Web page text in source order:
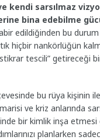
kendi sarsılmaz
bina edebilme
edildiğinden bu
hiçbir nankörlüğün
tescili” getireceği
bu rüya kişinin
ve kriz anlarında
bir kimlik inşa etmesi
planlarken